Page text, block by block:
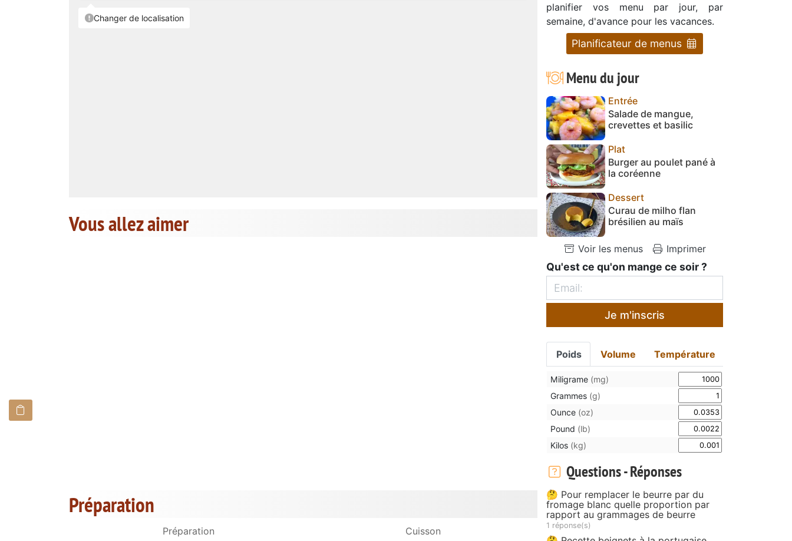
Vous allez aimer
Préparation
Préparation
Cuisson
planifier vos menu par jour, par
semaine, d'avance pour les vacances.
Planificateur de menus
Menu du jour
Entrée
Salade de mangue,
crevettes et basilic
Plat
Burger au poulet pané à
la coréenne
Dessert
Curau de milho flan
brésilien au maïs
Voir les menus Imprimer
Qu'est ce qu'on mange ce soir ?
Je m'inscris
Poids Volume Température
Miligrame (mg)
Grammes (g)
Ounce (oz)
Pound (lb)
Kilos (kg)
Questions - Réponses
🤔 Pour remplacer le beurre par du
fromage blanc quelle proportion par
rapport au grammages de beurre
1 réponse(s)